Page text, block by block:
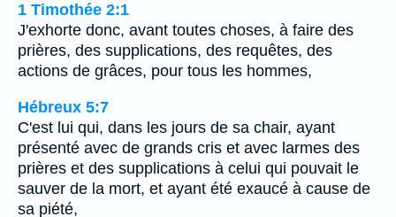
1 Timothée 2:1
J'exhorte donc, avant toutes choses, à faire des
prières, des supplications, des requêtes, des
actions de grâces, pour tous les hommes,
Hébreux 5:7
C'est lui qui, dans les jours de sa chair, ayant
présenté avec de grands cris et avec larmes des
prières et des supplications à celui qui pouvait le
sauver de la mort, et ayant été exaucé à cause de
sa piété,